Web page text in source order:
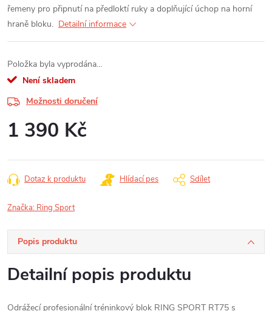
řemeny pro připnutí na předloktí ruky a doplňující úchop na horní
hraně bloku. Detailní informace
Položka byla vyprodána…
Není skladem
Možnosti doručení
1 390 Kč
cena:
Dotaz k produktu Hlídací pes Sdílet
Značka: Ring Sport
Popis produktu
Detailní popis produktu
Odrážecí profesionální tréninkový blok RING SPORT RT75 s